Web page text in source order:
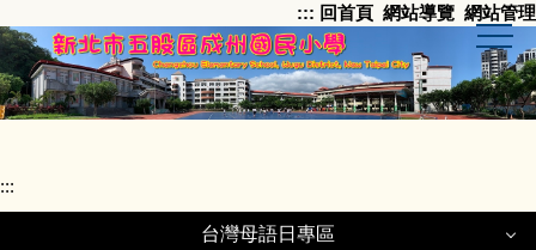
到
主
要
內
::: 回首頁 網站導覽 網站管理
:::
台灣母語日專區